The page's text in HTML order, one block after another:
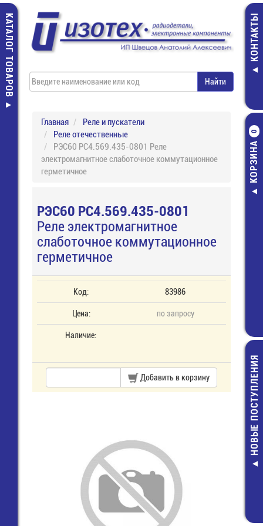
КАТАЛОГ ТОВАРОВ КОНТАКТЫ
КОРЗИНА
0
8,00 руб.
НОВЫЕ ПОСТУПЛЕНИЯ
Главная
Реле и пускатели
Реле отечественные
РЭС60 РС4.569.435-0801 Реле
электромагнитное слаботочное коммутационное
герметичное
РЭС60 РС4.569.435-0801
Реле электромагнитное
слаботочное коммутационное
герметичное
Код: 83986
Цена: по запросу
Наличие:
Добавить в корзину